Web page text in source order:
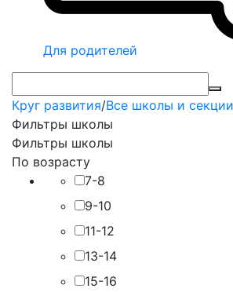
Для родителей
Круг развития/Все школы и секции
Фильтры школы
Фильтры школы
По возрасту
7-8
9-10
11-12
13-14
15-16